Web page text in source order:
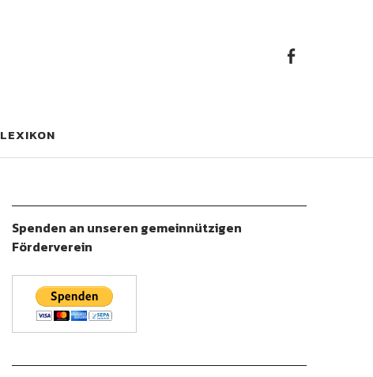
LEXIKON
Spenden an unseren gemeinnützigen
Förderverein